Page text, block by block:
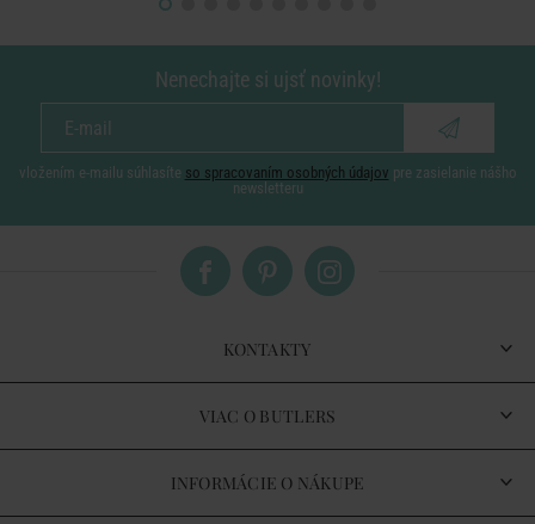
Nenechajte si ujsť novinky!
vložením e-mailu súhlasíte so spracovaním osobných údajov pre zasielanie nášho
newsletteru
KONTAKTY
VIAC O BUTLERS
INFORMÁCIE O NÁKUPE